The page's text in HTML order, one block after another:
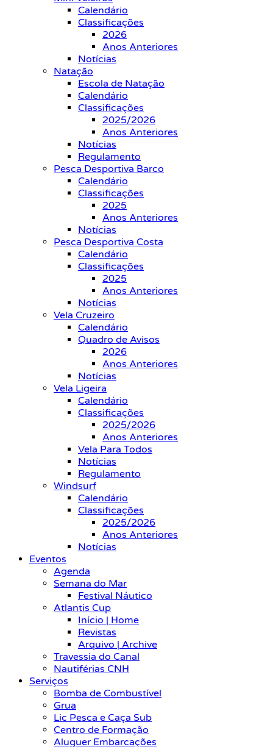
Calendário
Classificações
2026
Anos Anteriores
Notícias
Natação
Escola de Natação
Calendário
Classificações
2025/2026
Anos Anteriores
Notícias
Regulamento
Pesca Desportiva Barco
Calendário
Classificações
2025
Anos Anteriores
Notícias
Pesca Desportiva Costa
Calendário
Classificações
2025
Anos Anteriores
Notícias
Vela Cruzeiro
Calendário
Quadro de Avisos
2026
Anos Anteriores
Notícias
Vela Ligeira
Calendário
Classificações
2025/2026
Anos Anteriores
Vela Para Todos
Notícias
Regulamento
Windsurf
Calendário
Classificações
2025/2026
Anos Anteriores
Notícias
Eventos
Agenda
Semana do Mar
Festival Náutico
Atlantis Cup
Início | Home
Revistas
Arquivo | Archive
Travessia do Canal
Nautiférias CNH
Serviços
Bomba de Combustível
Grua
Lic Pesca e Caça Sub
Centro de Formação
Aluguer Embarcações